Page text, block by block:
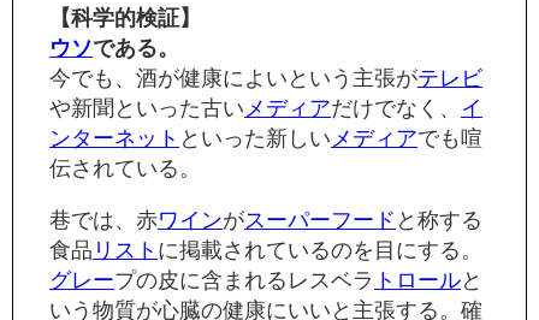
【科学的検証】
ウソである。
今でも、酒が健康によいという主張がテレビ
や新聞といった古いメディアだけでなく、 イ
ンターネット といった新しいメディアでも喧
伝されている。
巷では、赤ワインがスーパーフード と称する
食品 リスト に掲載されているのを目にする。
グレープの皮に含まれるレスベラ トロールと
いう物質が心臓の健康にいいと主張する。確